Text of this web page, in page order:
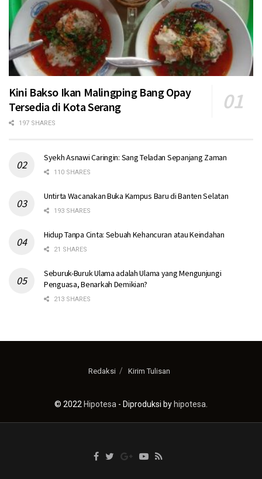
Kini Bakso Ikan Malingping Bang Opay
Tersedia di Kota Serang
197 SHARES
Syekh Asnawi Caringin: Sang Teladan Sepanjang Zaman
110 SHARES
Untirta Wacanakan Buka Kampus Baru di Banten Selatan
193 SHARES
Hidup Tanpa Cinta: Sebuah Kehancuran atau Keindahan
21 SHARES
Seburuk-Buruk Ulama adalah Ulama yang Mengunjungi
Penguasa, Benarkah Demikian?
213 SHARES
Redaksi Kirim Tulisan
© 2022 Hipotesa - Diproduksi by hipotesa